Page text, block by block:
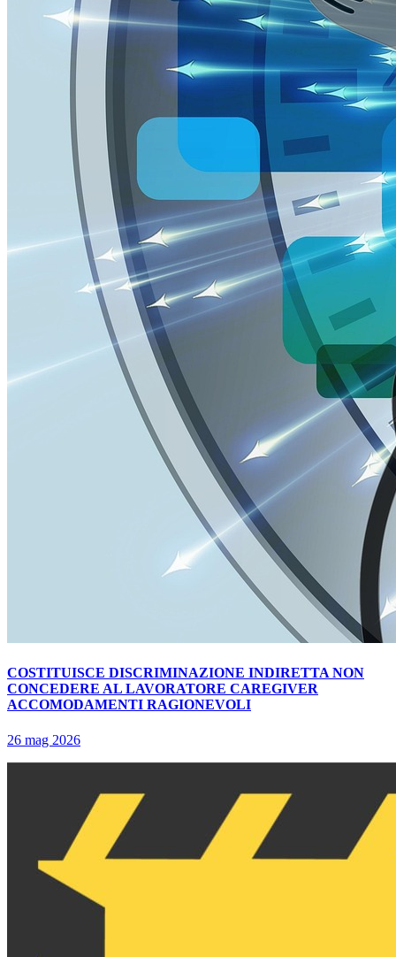
COSTITUISCE DISCRIMINAZIONE INDIRETTA NON
CONCEDERE AL LAVORATORE CAREGIVER
ACCOMODAMENTI RAGIONEVOLI
26 mag 2026